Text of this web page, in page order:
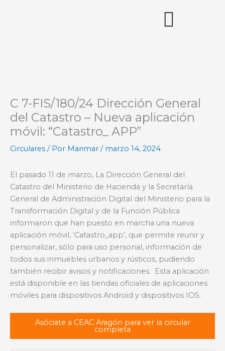
C 7-FIS/180/24 Dirección General
del Catastro – Nueva aplicación
móvil: “Catastro_ APP”
Circulares / Por Marimar / marzo 14, 2024
El pasado 11 de marzo, La Dirección General del
Catastro del Ministerio de Hacienda y la Secretaría
General de Administración Digital del Ministerio para la
Transformación Digital y de la Función Pública
informaron que han puesto en marcha una nueva
aplicación móvil, ‘Catastro_app’, que permite reunir y
personalizar, sólo para uso personal, información de
todos sus inmuebles urbanos y rústicos, pudiendo
también recibir avisos y notificaciones. Esta aplicación
está disponible en las tiendas oficiales de aplicaciones
móviles para dispositivos Android y dispositivos IOS.
Asóciate a CEAC Aragón para ver la circular
completa